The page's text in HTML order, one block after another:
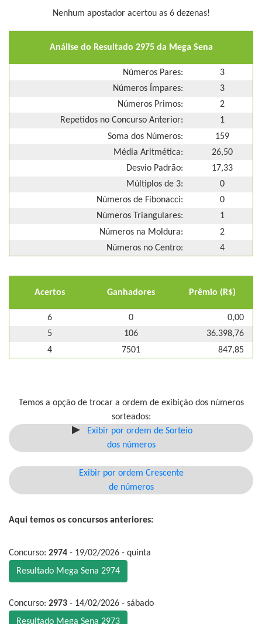
Nenhum apostador acertou as 6 dezenas!
Análise do Resultado 2975 da Mega Sena
Números Pares:
3
Números Ímpares:
3
Números Primos:
2
Repetidos no Concurso Anterior:
1
Soma dos Números:
159
Média Aritmética:
26,50
Desvio Padrão:
17,33
Múltiplos de 3:
0
Números de Fibonacci:
0
Números Triangulares:
1
Números na Moldura:
2
Números no Centro:
4
Acertos Ganhadores Prêmio (R$)
6 0
0,00
5
106
36.398,76
4
7501 847,85
Temos a opção de trocar a ordem de exibição dos números
sorteados:
Exibir por ordem de Sorteio
dos números
Exibir por ordem Crescente
de números
Aqui temos os concursos anteriores:
Concurso: 2974 - 19/02/2026 - quinta
Resultado Mega Sena 2974
Concurso: 2973 - 14/02/2026 - sábado
Resultado Mega Sena 2973